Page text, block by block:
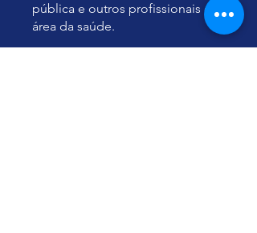
pública e outros profissionais da